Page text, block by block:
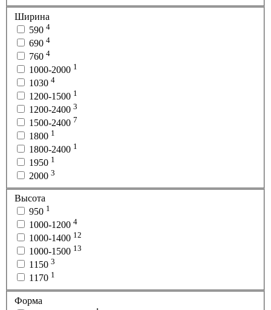
Ширина
590 4
690 4
760 4
1000-2000 1
1030 4
1200-1500 1
1200-2400 3
1500-2400 7
1800 1
1800-2400 1
1950 1
2000 3
Высота
950 1
1000-1200 4
1000-1400 12
1000-1500 13
1150 3
1170 1
Форма